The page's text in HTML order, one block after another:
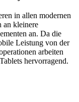
in allen modernen
an kleinere
an. Da die
Leistung von der
arbeiten
hervorragend.